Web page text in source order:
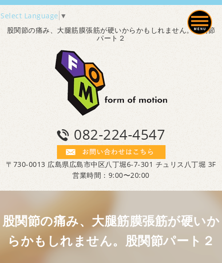
Select Language ▼
股関節の痛み、大腿筋膜張筋が硬いからかもしれません。股関節
パート２
082-224-4547
〒730-0013 広島県広島市中区八丁堀6-7-301 チュリス八丁堀 3F
営業時間：9:00〜20:00
股関節の痛み、大腿筋膜張筋が硬いか
らかもしれません。股関節パート２